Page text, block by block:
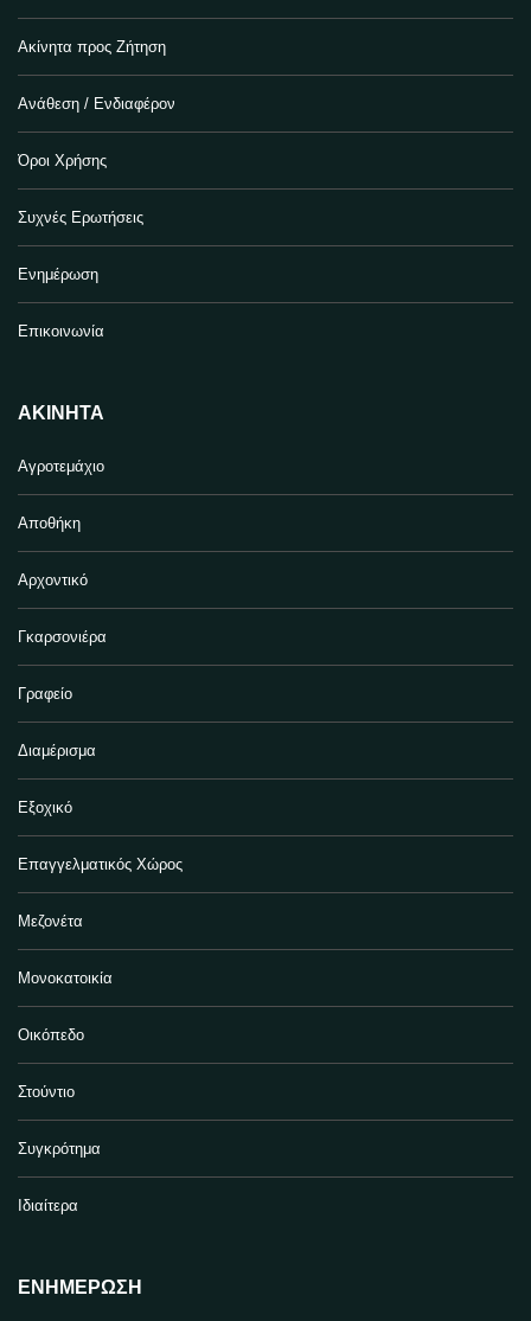
Ακίνητα προς Ζήτηση
Ανάθεση / Ενδιαφέρον
Όροι Χρήσης
Συχνές Ερωτήσεις
Ενημέρωση
Επικοινωνία
ΑΚΊΝΗΤΑ
Αγροτεμάχιο
Αποθήκη
Αρχοντικό
Γκαρσονιέρα
Γραφείο
Διαμέρισμα
Εξοχικό
Επαγγελματικός Χώρος
Μεζονέτα
Μονοκατοικία
Οικόπεδο
Στούντιο
Συγκρότημα
Ιδιαίτερα
ΕΝΗΜΈΡΩΣΗ